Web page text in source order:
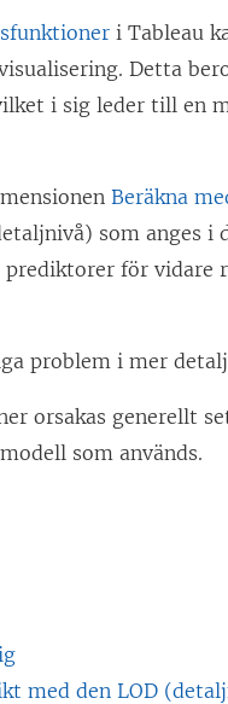
i Tableau
Detta
i sig leder till en
Beräkna
som anges i
för vidare
problem i mer
orsakas generellt
som används.
med den LOD